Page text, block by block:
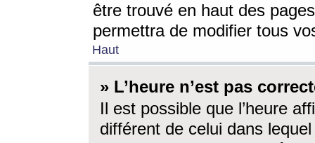
être trouvé en haut des
permettra de modifier tous
Haut
» L’heure n’est pas
Il est possible que l’heure
différent de celui dans